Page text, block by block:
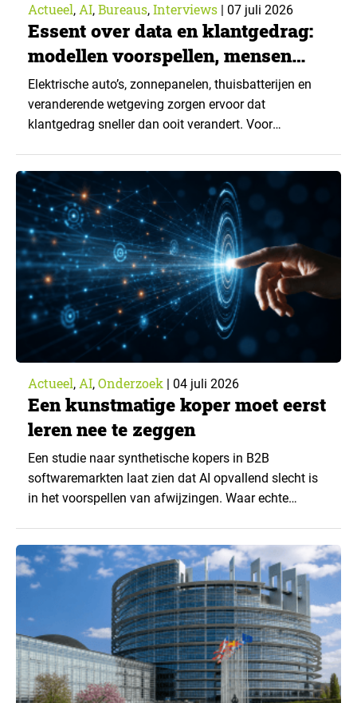
Actueel, AI, Bureaus, Interviews | 07 juli 2026
Essent over data en klantgedrag:
modellen voorspellen, mensen
verklaren
Elektrische auto’s, zonnepanelen, thuisbatterijen en
veranderende wetgeving zorgen ervoor dat
klantgedrag sneller dan ooit verandert. Voor
begrijpen wat klanten doen wanneer de werkelijkheid
voortdurend verschuift? Bij Essent zoeken ze het
antwoord in een combinatie van data, AI en
klantonderzoek. Voor dit…
Actueel, AI, Onderzoek | 04 juli 2026
Een kunstmatige koper moet eerst
leren nee te zeggen
Een studie naar synthetische kopers in B2B
softwaremarkten laat zien dat AI opvallend slecht is
in het voorspellen van afwijzingen. Waar echte
dat maakt duidelijk wat AI nog mist om realistisch
koopgedrag na te bootsen. ▼ Onderzoekers